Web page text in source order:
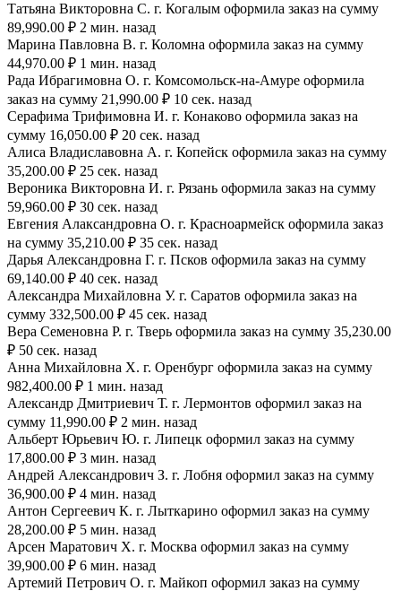
Татьяна Викторовна С. г. Когалым оформила заказ на сумму
89,990.00 ₽ 2 мин. назад
Марина Павловна В. г. Коломна оформила заказ на сумму
44,970.00 ₽ 1 мин. назад
Рада Ибрагимовна О. г. Комсомольск-на-Амуре оформила
заказ на сумму 21,990.00 ₽ 10 сек. назад
Серафима Трифимовна И. г. Конаково оформила заказ на
сумму 16,050.00 ₽ 20 сек. назад
Алиса Владиславовна А. г. Копейск оформила заказ на сумму
35,200.00 ₽ 25 сек. назад
Вероника Викторовна И. г. Рязань оформила заказ на сумму
59,960.00 ₽ 30 сек. назад
Евгения Алаксандровна О. г. Красноармейск оформила заказ
на сумму 35,210.00 ₽ 35 сек. назад
Дарья Александровна Г. г. Псков оформила заказ на сумму
69,140.00 ₽ 40 сек. назад
Александра Михайловна У. г. Саратов оформила заказ на
сумму 332,500.00 ₽ 45 сек. назад
Вера Семеновна Р. г. Тверь оформила заказ на сумму 35,230.00
₽ 50 сек. назад
Анна Михайловна Х. г. Оренбург оформила заказ на сумму
982,400.00 ₽ 1 мин. назад
Александр Дмитриевич Т. г. Лермонтов оформил заказ на
сумму 11,990.00 ₽ 2 мин. назад
Альберт Юрьевич Ю. г. Липецк оформил заказ на сумму
17,800.00 ₽ 3 мин. назад
Андрей Александрович З. г. Лобня оформил заказ на сумму
36,900.00 ₽ 4 мин. назад
Антон Сергеевич К. г. Лыткарино оформил заказ на сумму
28,200.00 ₽ 5 мин. назад
Арсен Маратович Х. г. Москва оформил заказ на сумму
39,900.00 ₽ 6 мин. назад
Артемий Петрович О. г. Майкоп оформил заказ на сумму